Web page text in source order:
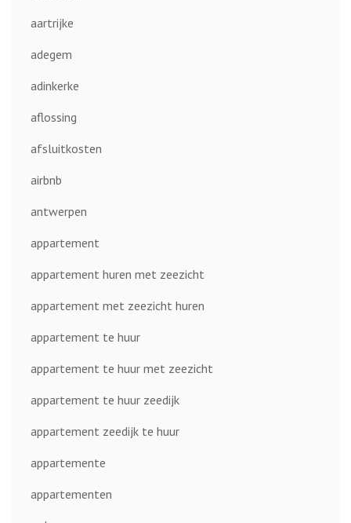
aartrijke
adegem
adinkerke
aflossing
afsluitkosten
airbnb
antwerpen
appartement
appartement huren met zeezicht
appartement met zeezicht huren
appartement te huur
appartement te huur met zeezicht
appartement te huur zeedijk
appartement zeedijk te huur
appartemente
appartementen